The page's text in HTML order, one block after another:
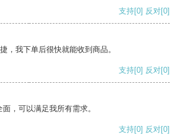
支持[0] 反对[0]
，我下单后很快就能收到商品。
支持[0] 反对[0]
，可以满足我所有需求。
支持[0] 反对[0]